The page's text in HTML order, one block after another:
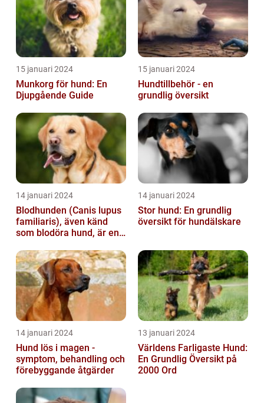
15 januari 2024
Munkorg för hund: En
Djupgående Guide
15 januari 2024
Hundtillbehör - en
grundlig översikt
14 januari 2024
Blodhunden (Canis lupus
familiaris), även känd
som blodöra hund, är en
kara...
14 januari 2024
Stor hund: En grundlig
översikt för hundälskare
14 januari 2024
Hund lös i magen -
symptom, behandling och
förebyggande åtgärder
13 januari 2024
Världens Farligaste Hund:
En Grundlig Översikt på
2000 Ord